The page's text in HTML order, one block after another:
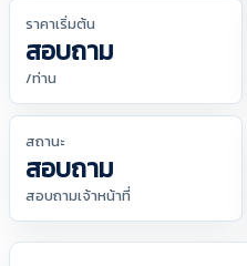
ราคาเริ่มต้น
สอบถาม
/ท่าน
สถานะ
สอบถาม
สอบถามเจ้าหน้าที่